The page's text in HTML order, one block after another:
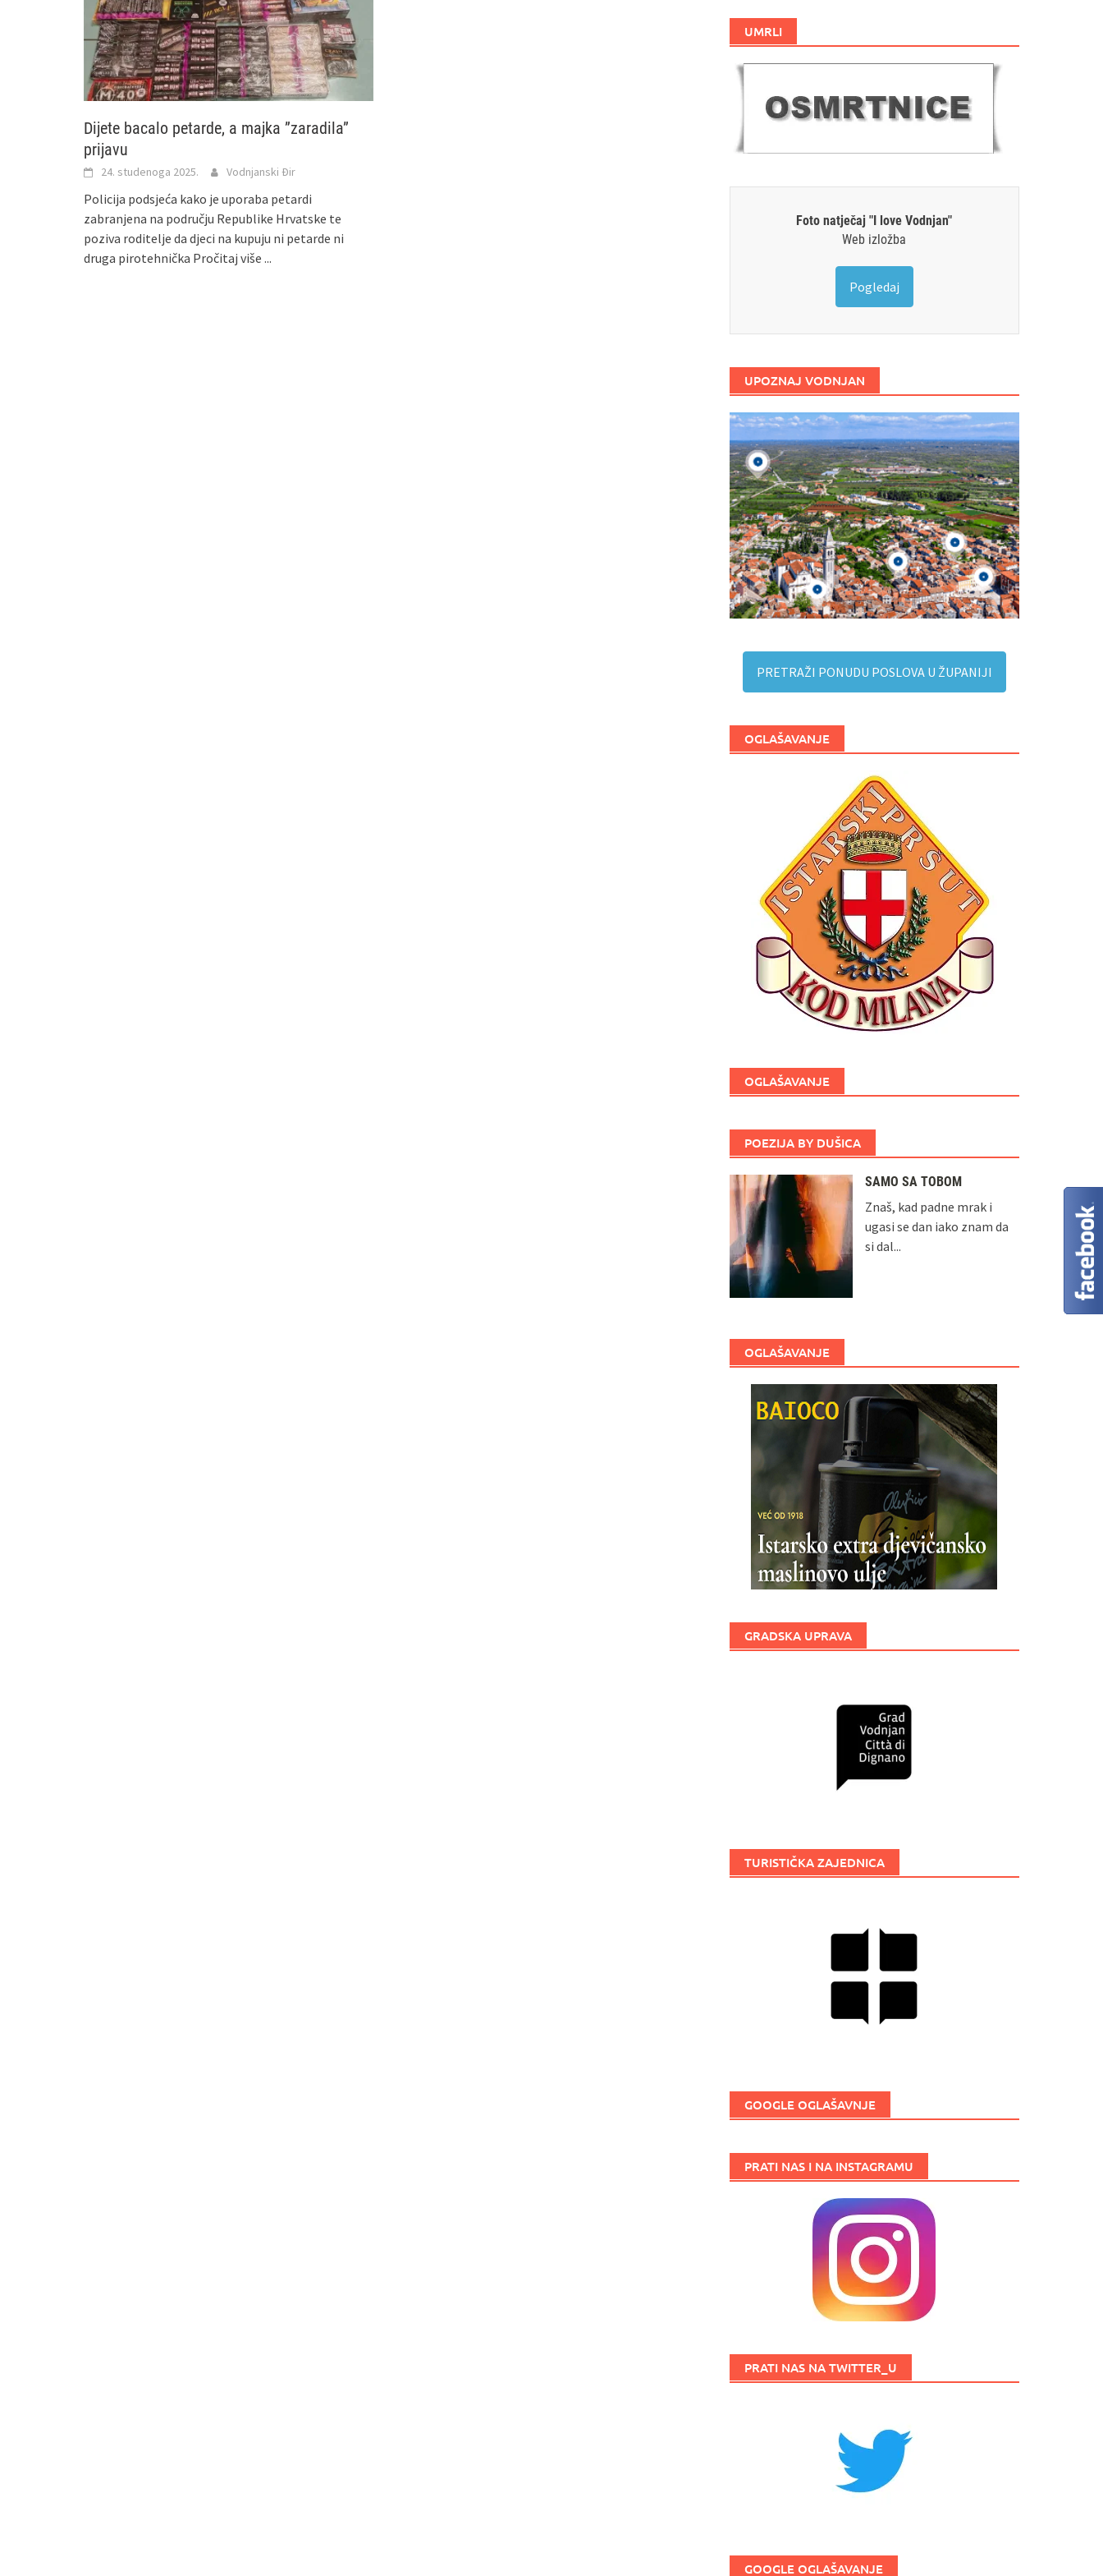
Dijete bacalo petarde, a majka ”zaradila”
prijavu
24. studenoga 2025. Vodnjanski Đir
Policija podsjeća kako je uporaba petardi
zabranjena na području Republike Hrvatske te
poziva roditelje da djeci na kupuju ni petarde ni
druga pirotehnička Pročitaj više ...
UMRLI
Foto natječaj "I love Vodnjan"
Web izložba
Pogledaj
UPOZNAJ VODNJAN
PRETRAŽI PONUDU POSLOVA U ŽUPANIJI
OGLAŠAVANJE
OGLAŠAVANJE
POEZIJA BY DUŠICA
SAMO SA TOBOM
Znaš, kad padne mrak i
ugasi se dan iako znam da
si dal...
OGLAŠAVANJE
GRADSKA UPRAVA
TURISTIČKA ZAJEDNICA
GOOGLE OGLAŠAVNJE
PRATI NAS I NA INSTAGRAMU
PRATI NAS NA TWITTER_U
GOOGLE OGLAŠAVANJE